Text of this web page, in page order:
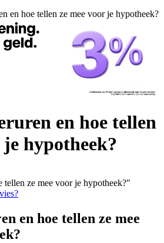
en hoe tellen ze mee voor je hypotheek?
en hoe tellen
je hypotheek?
tellen ze mee voor je hypotheek?"
en hoe tellen ze mee